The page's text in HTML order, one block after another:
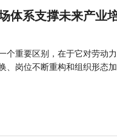
体系支撑未来产业
个重要区别，在于它对劳动
、岗位不断重构和组织形态